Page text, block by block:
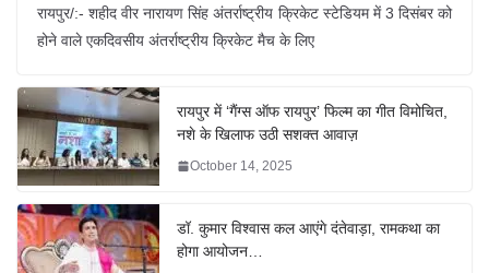
रायपुर/:- शहीद वीर नारायण सिंह अंतर्राष्ट्रीय क्रिकेट स्टेडियम में 3 दिसंबर को
होने वाले एकदिवसीय अंतर्राष्ट्रीय क्रिकेट मैच के लिए
रायपुर में ‘गैंग्स ऑफ रायपुर’ फिल्म का गीत विमोचित,
नशे के खिलाफ उठी सशक्त आवाज़
October 14, 2025
डॉ. कुमार विश्वास कल आएंगे दंतेवाड़ा, रामकथा का
होगा आयोजन…